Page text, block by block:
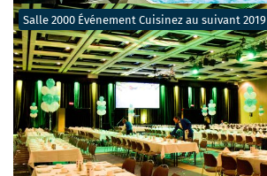
Salle 2000 Événement Cuisinez au suivant 2019